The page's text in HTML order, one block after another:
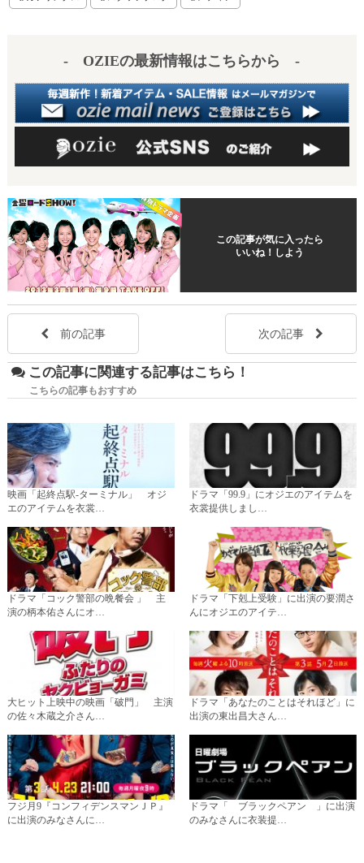
- OZIEの最新情報はこちらから -
この記事が気に入ったら
いいね！しよう
前の記事 次の記事
この記事に関連する記事はこちら！
こちらの記事もおすすめ
映画「起終点駅-ターミナル」 オジ
エのアイテムを衣裳…
ドラマ「99.9」にオジエのアイテムを
衣裳提供しまし…
ドラマ「コック警部の晩餐会 」 主
演の柄本佑さんにオ…
ドラマ「下剋上受験」に出演の要潤さ
んにオジエのアイテ…
大ヒット上映中の映画「破門」 主演
の佐々木蔵之介さん…
ドラマ「あなたのことはそれほど」に
出演の東出昌大さん…
フジ月9『コンフィデンスマンＪＰ』
に出演のみなさんに…
ドラマ「 ブラックペアン 」に出演
のみなさんに衣装提…